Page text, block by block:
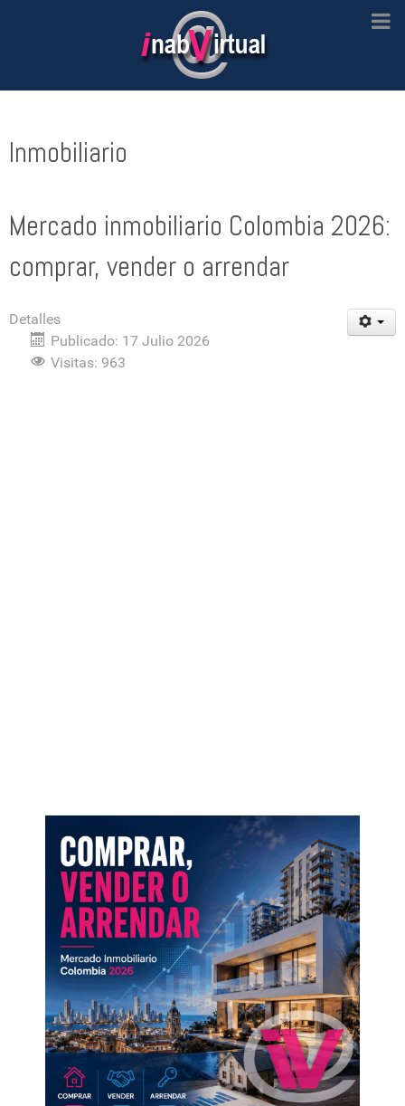
Inmobiliario
Mercado inmobiliario Colombia 2026:
comprar, vender o arrendar
Detalles
Publicado: 17 Julio 2026
Visitas: 963